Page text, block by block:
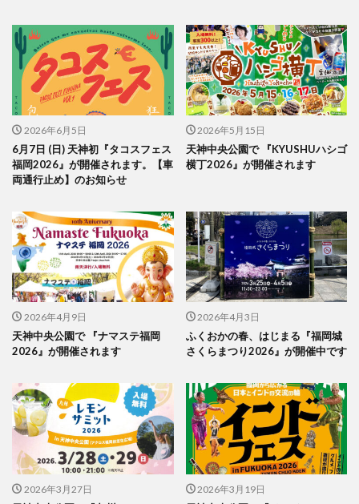
2026年6月5日
6月7日 (日) 天神初『タコスフェス
福岡2026』が開催されます。【車
両通行止め】のお知らせ
2026年5月15日
天神中央公園で 『KYUSHUハシゴ
横丁2026』が開催されます
2026年4月9日
天神中央公園で 『ナマステ福岡
2026』が開催されます
2026年4月3日
ふくおかの春、はじまる『福岡城
さくらまつり2026』が開催中です
2026年3月27日 2026年3月19日